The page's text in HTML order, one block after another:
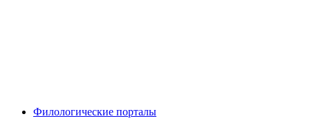
Филологические порталы